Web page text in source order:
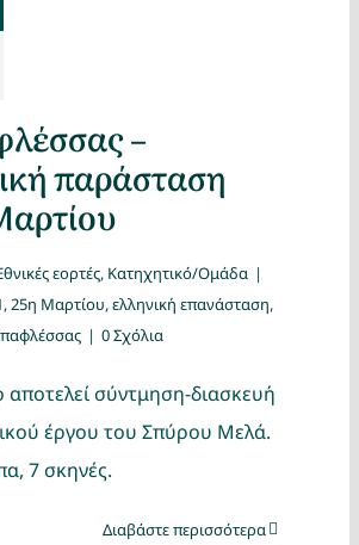
–
παράσταση
εορτές, Κατηχητικό/Ομάδα |
,25η Μαρτίου,ελληνική επανάσταση,
| 0 Σχόλια
αποτελεί σύντμηση-διασκευή
έργου του Σπύρου Μελά.
7 σκηνές.
Διαβάστε περισσότερα